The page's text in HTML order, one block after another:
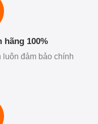
hãng 100%
luôn đảm bảo chính